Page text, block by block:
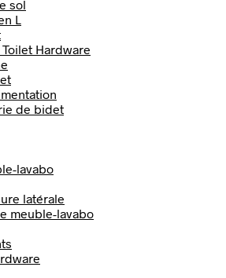
sol
L
Hardware
de bidet
lavabo
latérale
meuble-lavabo